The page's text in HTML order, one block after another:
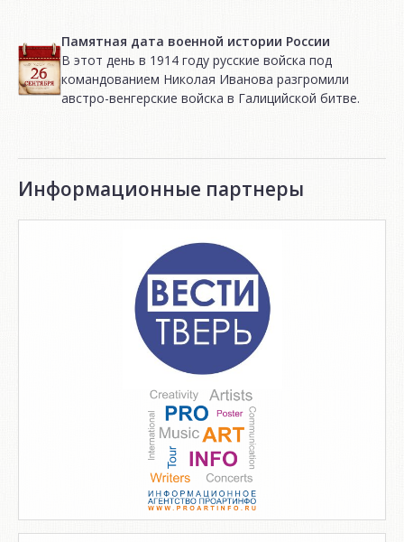
Памятная дата военной истории России
В этот день в 1914 году русские войска под
командованием Николая Иванова разгромили
австро-венгерские войска в Галицийской битве.
Информационные партнеры